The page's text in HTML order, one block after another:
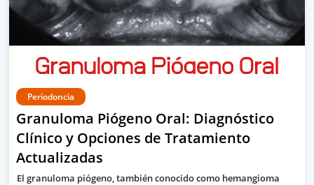
Periodoncia
Granuloma Piógeno Oral: Diagnóstico
Clínico y Opciones de Tratamiento
Actualizadas
El granuloma piógeno, también conocido como hemangioma